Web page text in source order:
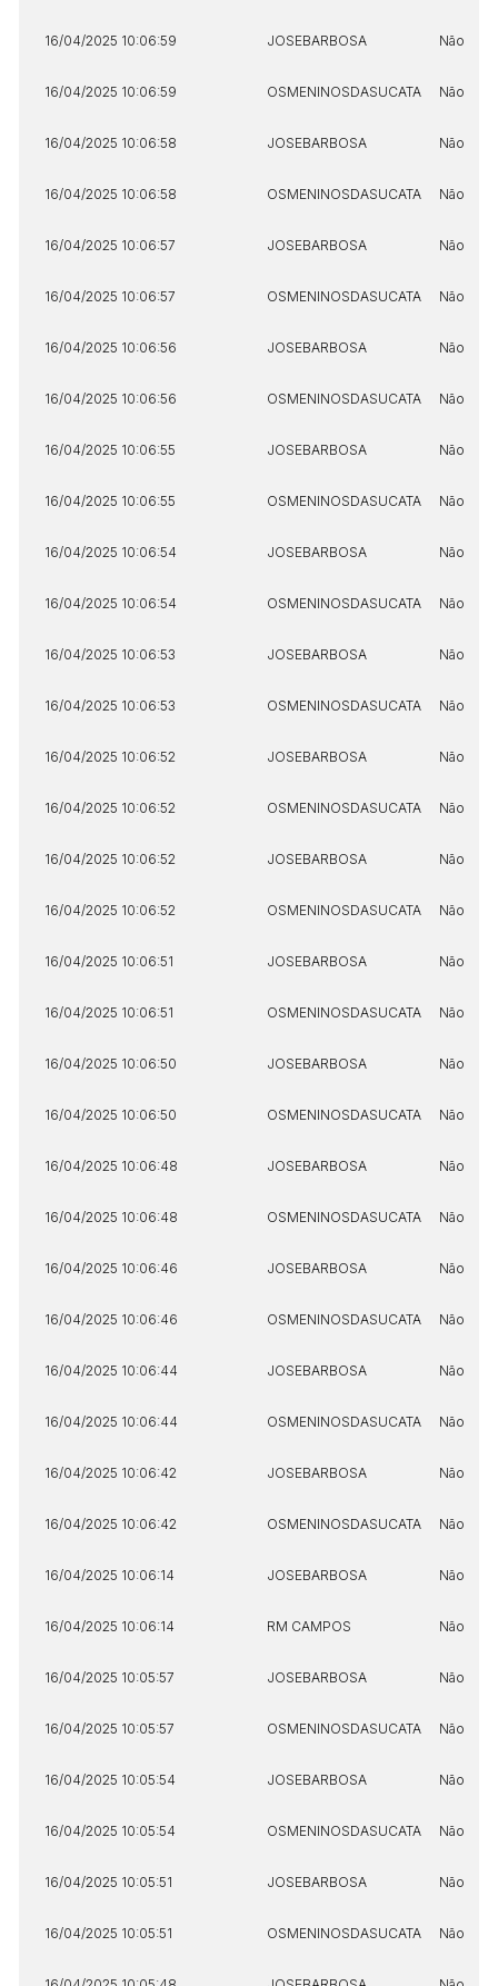
16/04/2025 10:06:59 JOSEBARBOSA Não
16/04/2025 10:06:59 OSMENINOSDASUCATA Não
16/04/2025 10:06:58 JOSEBARBOSA Não
16/04/2025 10:06:58 OSMENINOSDASUCATA Não
16/04/2025 10:06:57 JOSEBARBOSA Não
16/04/2025 10:06:57 OSMENINOSDASUCATA Não
16/04/2025 10:06:56 JOSEBARBOSA Não
16/04/2025 10:06:56 OSMENINOSDASUCATA Não
16/04/2025 10:06:55 JOSEBARBOSA Não
16/04/2025 10:06:55 OSMENINOSDASUCATA Não
16/04/2025 10:06:54 JOSEBARBOSA Não
16/04/2025 10:06:54 OSMENINOSDASUCATA Não
16/04/2025 10:06:53 JOSEBARBOSA Não
16/04/2025 10:06:53 OSMENINOSDASUCATA Não
16/04/2025 10:06:52 JOSEBARBOSA Não
16/04/2025 10:06:52 OSMENINOSDASUCATA Não
16/04/2025 10:06:52 JOSEBARBOSA Não
16/04/2025 10:06:52 OSMENINOSDASUCATA Não
16/04/2025 10:06:51 JOSEBARBOSA Não
16/04/2025 10:06:51 OSMENINOSDASUCATA Não
16/04/2025 10:06:50 JOSEBARBOSA Não
16/04/2025 10:06:50 OSMENINOSDASUCATA Não
16/04/2025 10:06:48 JOSEBARBOSA Não
16/04/2025 10:06:48 OSMENINOSDASUCATA Não
16/04/2025 10:06:46 JOSEBARBOSA Não
16/04/2025 10:06:46 OSMENINOSDASUCATA Não
16/04/2025 10:06:44 JOSEBARBOSA Não
16/04/2025 10:06:44 OSMENINOSDASUCATA Não
16/04/2025 10:06:42 JOSEBARBOSA Não
16/04/2025 10:06:42 OSMENINOSDASUCATA Não
16/04/2025 10:06:14 JOSEBARBOSA Não
16/04/2025 10:06:14 RM CAMPOS Não
16/04/2025 10:05:57 JOSEBARBOSA Não
16/04/2025 10:05:57 OSMENINOSDASUCATA Não
16/04/2025 10:05:54 JOSEBARBOSA Não
16/04/2025 10:05:54 OSMENINOSDASUCATA Não
16/04/2025 10:05:51 JOSEBARBOSA Não
16/04/2025 10:05:51 OSMENINOSDASUCATA Não